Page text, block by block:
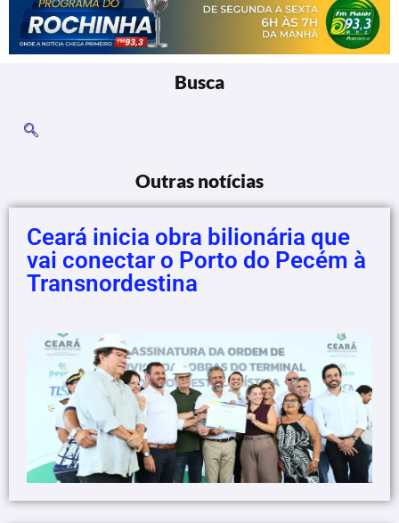
Busca
Outras notícias
Ceará inicia obra bilionária que
vai conectar o Porto do Pecém à
Transnordestina